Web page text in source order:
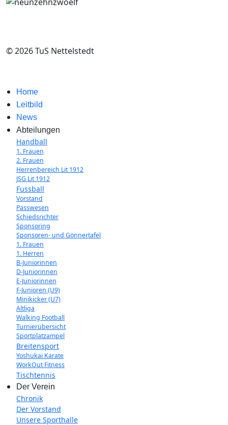
© 2026 TuS Nettelstedt
Home
Leitbild
News
Abteilungen
Handball
1. Frauen
2. Frauen
Herrenbereich Lit 1912
JSG Lit 1912
Fussball
Vorstand
Passwesen
Schiedsrichter
Sponsoring
Sponsoren- und Gönnertafel
1. Frauen
1. Herren
B-Juniorinnen
D-Juniorinnen
E-Juniorinnen
F-Junioren (U9)
Minikicker (U7)
Altliga
Walking Football
Turnierübersicht
Sportplatzampel
Breitensport
Yoshukai Karate
WorkOut Fitness
Tischtennis
Der Verein
Chronik
Der Vorstand
Unsere Sporthalle